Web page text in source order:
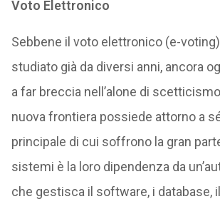
Voto Elettronico
Sebbene il voto elettronico (e-
studiato già da diversi anni, ancora
a far breccia nell’alone di
nuova frontiera possiede attorno a
principale di cui soffrono la gran
sistemi è la loro dipendenza da
che gestisca il software, i database,